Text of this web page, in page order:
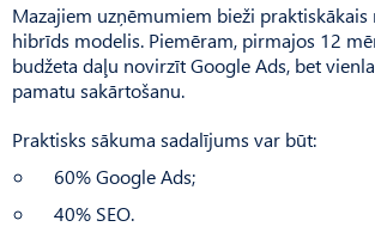
Mazajiem uzņēmumiem bieži
hibrīds modelis. Piemēram, pirmajos 12
budžeta daļu novirzīt Google Ads, bet
pamatu sakārtošanu.
Praktisks sākuma sadalījums var būt:
60% Google Ads;
40% SEO.